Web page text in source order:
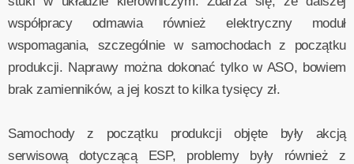
współpracy odmawia również elektryczny moduł
wspomagania, szczególnie w samochodach z początku
produkcji. Naprawy można dokonać tylko w ASO, bowiem
brak zamienników, a jej koszt to kilka tysięcy zł.
Samochody z początku produkcji objęte były akcją
serwisową dotyczącą ESP, problemy były również z